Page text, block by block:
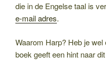
die in de Engelse taal is
e-mail adres.
Waarom Harp? Heb je wel
boek geeft een hint naar